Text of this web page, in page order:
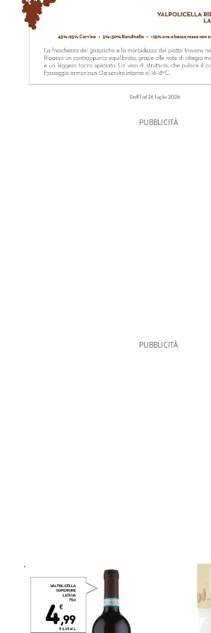
PUBBLICITÀ
PUBBLICITÀ